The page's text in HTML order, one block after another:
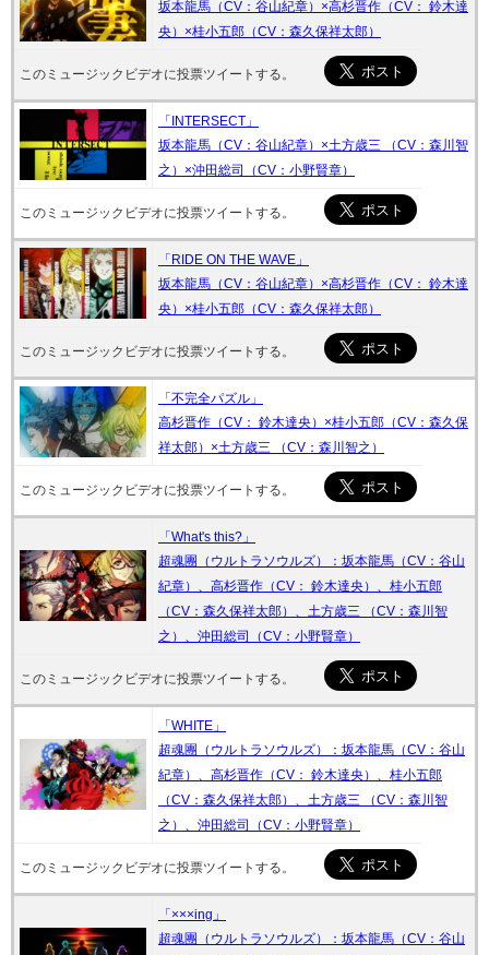
坂本龍馬（CV：谷山紀章）×高杉晋作（CV： 鈴木達
央）×桂小五郎（CV：森久保祥太郎）
このミュージックビデオに投票ツイートする。
「INTERSECT」
坂本龍馬（CV：谷山紀章）×土方歳三 （CV：森川智
之）×沖田総司（CV：小野賢章）
このミュージックビデオに投票ツイートする。
「RIDE ON THE WAVE」
坂本龍馬（CV：谷山紀章）×高杉晋作（CV： 鈴木達
央）×桂小五郎（CV：森久保祥太郎）
このミュージックビデオに投票ツイートする。
「不完全パズル」
高杉晋作（CV： 鈴木達央）×桂小五郎（CV：森久保
祥太郎）×土方歳三 （CV：森川智之）
このミュージックビデオに投票ツイートする。
「What's this?」
超魂團（ウルトラソウルズ）：坂本龍馬（CV：谷山
紀章）、高杉晋作（CV： 鈴木達央）、桂小五郎
（CV：森久保祥太郎）、土方歳三 （CV：森川智
之）、沖田総司（CV：小野賢章）
このミュージックビデオに投票ツイートする。
「WHITE」
超魂團（ウルトラソウルズ）：坂本龍馬（CV：谷山
紀章）、高杉晋作（CV： 鈴木達央）、桂小五郎
（CV：森久保祥太郎）、土方歳三 （CV：森川智
之）、沖田総司（CV：小野賢章）
このミュージックビデオに投票ツイートする。
「×××ing」
超魂團（ウルトラソウルズ）：坂本龍馬（CV：谷山